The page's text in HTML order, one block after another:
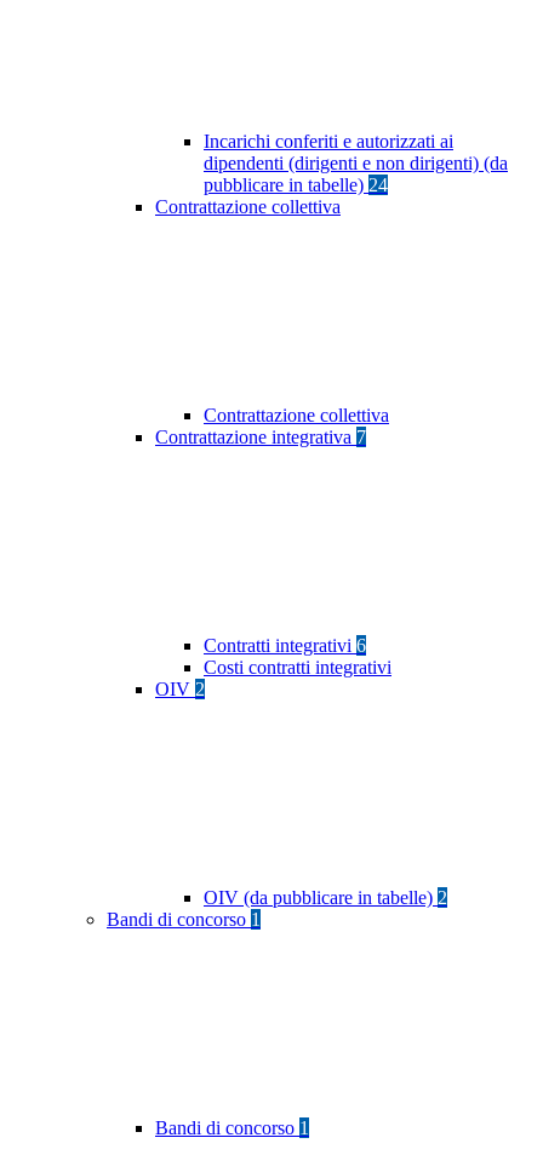
Incarichi conferiti e autorizzati ai
dipendenti (dirigenti e non dirigenti) (da
pubblicare in tabelle) 24
Contrattazione collettiva
Contrattazione collettiva
Contrattazione integrativa 7
Contratti integrativi 6
Costi contratti integrativi
OIV 2
OIV (da pubblicare in tabelle) 2
Bandi di concorso 1
Bandi di concorso 1